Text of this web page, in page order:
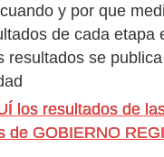
y por que
de cada etapa
resultados se
los resultados de
de GOBIERNO